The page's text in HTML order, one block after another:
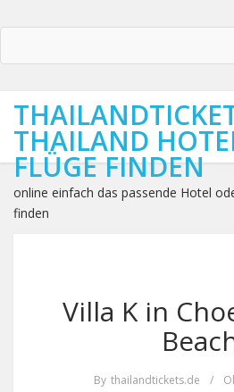
THAILAND
FLÜGE FINDEN
online einfach das passende Hotel
finden
Villa K in
By thailandtickets.de /